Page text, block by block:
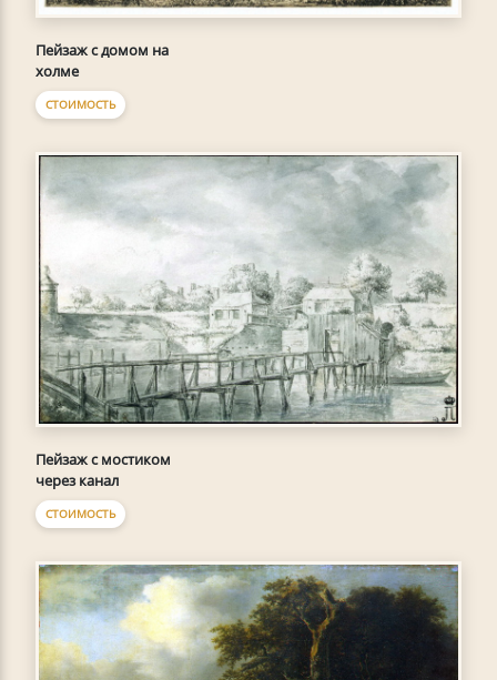
Пейзаж с домом на
холме
СТОИМОСТЬ
Пейзаж с мостиком
через канал
СТОИМОСТЬ